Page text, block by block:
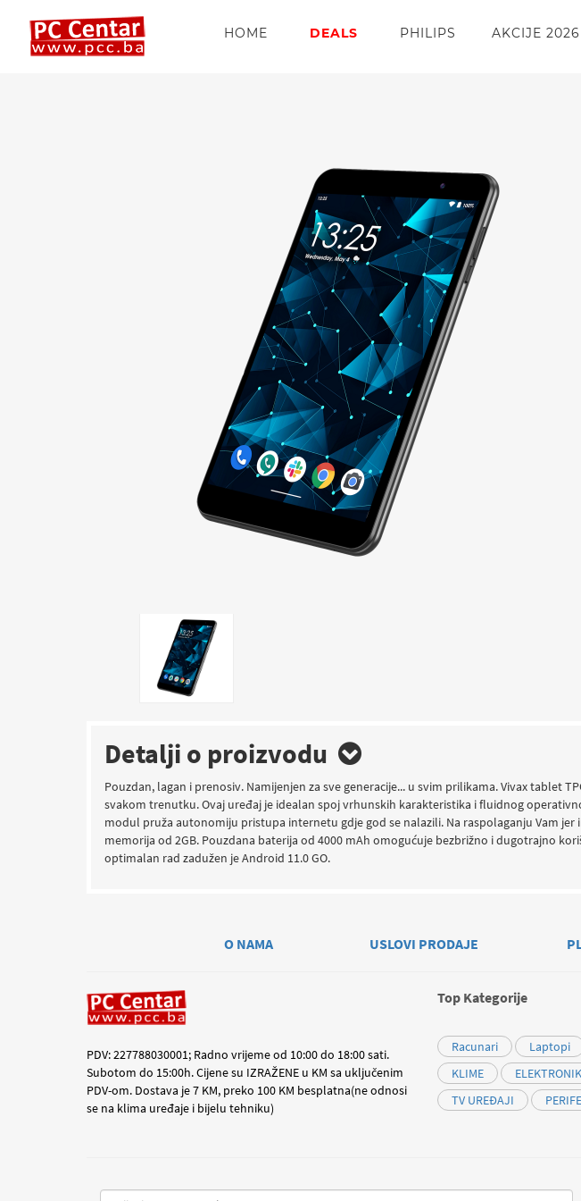
HOME DEALS PHILIPS AKCIJE 2026
Detalji o proizvodu
Pouzdan, lagan i prenosiv. Namijenjen za sve generacije... u svim prilikama. Vivax tablet
svakom trenutku. Ovaj uređaj je idealan spoj vrhunskih karakteristika i fluidnog
modul pruža autonomiju pristupa internetu gdje god se nalazili. Na raspolaganju Vam
memorija od 2GB. Pouzdana baterija od 4000 mAh omogućuje bezbrižno i dugotrajno
optimalan rad zadužen je Android 11.0 GO.
O NAMA USLOVI PRODAJE
PDV: 227788030001; Radno vrijeme od 10:00 do 18:00 sati.
Subotom do 15:00h. Cijene su IZRAŽENE u KM sa uključenim
PDV-om. Dostava je 7 KM, preko 100 KM besplatna(ne odnosi
se na klima uređaje i bijelu tehniku)
Top Kategorije
Racunari Laptopi
KLIME
TV UREĐAJI